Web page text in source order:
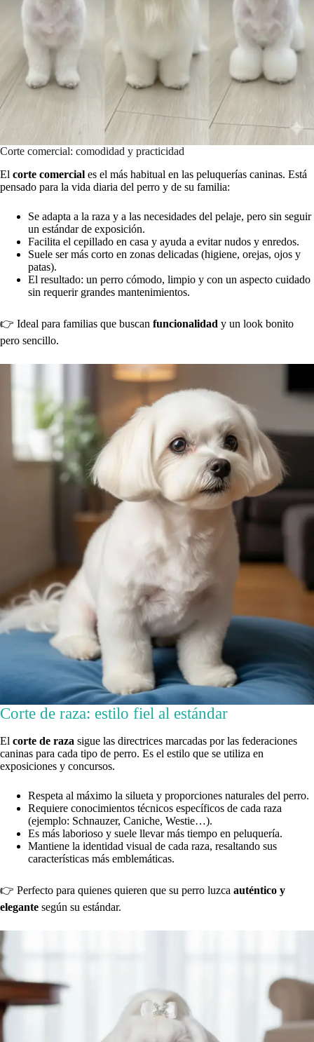
Corte comercial: comodidad y practicidad
El corte comercial es el más habitual en las peluquerías caninas. Está
pensado para la vida diaria del perro y de su familia:
Se adapta a la raza y a las necesidades del pelaje, pero sin seguir
un estándar de exposición.
Facilita el cepillado en casa y ayuda a evitar nudos y enredos.
Suele ser más corto en zonas delicadas (higiene, orejas, ojos y
patas).
El resultado: un perro cómodo, limpio y con un aspecto cuidado
sin requerir grandes mantenimientos.
👉 Ideal para familias que buscan funcionalidad y un look bonito
pero sencillo.
Corte de raza: estilo fiel al estándar
El corte de raza sigue las directrices marcadas por las federaciones
caninas para cada tipo de perro. Es el estilo que se utiliza en
exposiciones y concursos.
Respeta al máximo la silueta y proporciones naturales del perro.
Requiere conocimientos técnicos específicos de cada raza
(ejemplo: Schnauzer, Caniche, Westie…).
Es más laborioso y suele llevar más tiempo en peluquería.
Mantiene la identidad visual de cada raza, resaltando sus
características más emblemáticas.
👉 Perfecto para quienes quieren que su perro luzca auténtico y
elegante según su estándar.